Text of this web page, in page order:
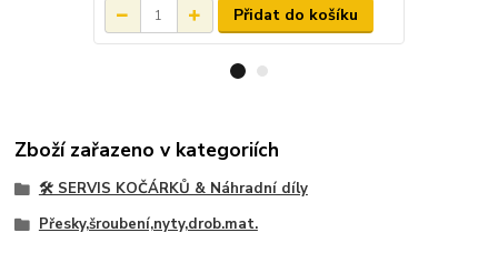
Přidat do košíku
Zboží zařazeno v kategoriích
🛠️ SERVIS KOČÁRKŮ & Náhradní díly
Přesky,šroubení,nyty,drob.mat.